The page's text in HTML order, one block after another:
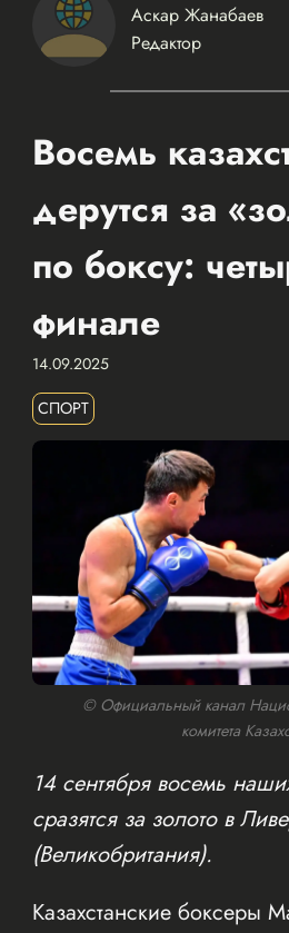
Аскар Жанабаев
Редактор
Восемь
дерутся за
по боксу:
финале
14.09.2025
СПОРТ
© Официальный канал
комитета
14 сентября восемь
сразятся за золото в
(Великобритания).
Казахстанские боксеры